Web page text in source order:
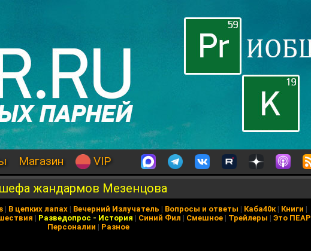
Магазин VIP
жандармов Мезенцова
| В цепких лапах | Вечерний Излучатель | Вопросы и ответы | Каба40к| Книги |
| Разведопрос - История | Синий Фил | Смешное | Трейлеры | Это ПЕАР
Персоналии | Разное